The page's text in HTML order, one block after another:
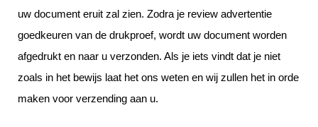
uw document eruit zal zien. Zodra je review advertentie
goedkeuren van de drukproef, wordt uw document worden
afgedrukt en naar u verzonden. Als je iets vindt dat je niet
zoals in het bewijs laat het ons weten en wij zullen het in orde
maken voor verzending aan u.